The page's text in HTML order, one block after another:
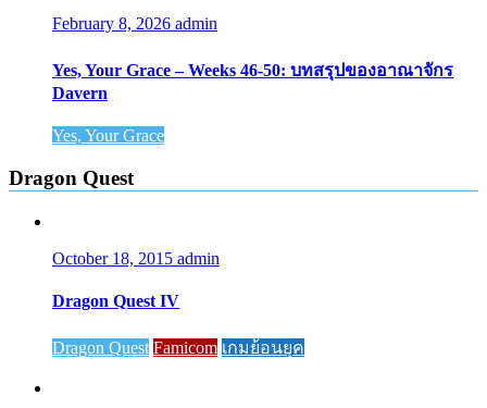
February 8, 2026 admin
Yes, Your Grace – Weeks 46-50: บทสรุปของอาณาจักร
Davern
Yes, Your Grace
Dragon Quest
October 18, 2015 admin
Dragon Quest IV
Dragon Quest Famicom เกมย้อนยุค